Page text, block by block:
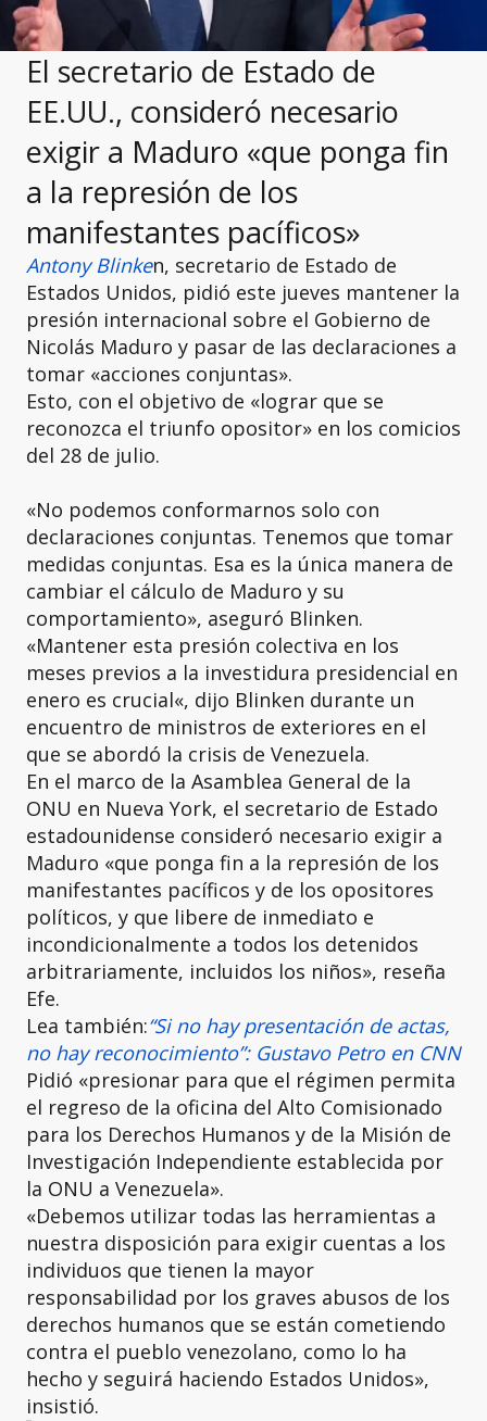
El secretario de Estado de
EE.UU., consideró necesario
exigir a Maduro «que ponga fin
a la represión de los
manifestantes pacíficos»
Antony Blinken, secretario de Estado de
Estados Unidos, pidió este jueves mantener la
presión internacional sobre el Gobierno de
Nicolás Maduro y pasar de las declaraciones a
tomar «acciones conjuntas».
Esto, con el objetivo de «lograr que se
reconozca el triunfo opositor» en los comicios
del 28 de julio.
«No podemos conformarnos solo con
declaraciones conjuntas. Tenemos que tomar
medidas conjuntas. Esa es la única manera de
cambiar el cálculo de Maduro y su
comportamiento», aseguró Blinken.
«Mantener esta presión colectiva en los
meses previos a la investidura presidencial en
enero es crucial«, dijo Blinken durante un
encuentro de ministros de exteriores en el
que se abordó la crisis de Venezuela.
En el marco de la Asamblea General de la
ONU en Nueva York, el secretario de Estado
estadounidense consideró necesario exigir a
Maduro «que ponga fin a la represión de los
manifestantes pacíficos y de los opositores
políticos, y que libere de inmediato e
incondicionalmente a todos los detenidos
arbitrariamente, incluidos los niños», reseña
Efe.
Lea también:“Si no hay presentación de actas,
no hay reconocimiento”: Gustavo Petro en CNN
Pidió «presionar para que el régimen permita
el regreso de la oficina del Alto Comisionado
para los Derechos Humanos y de la Misión de
Investigación Independiente establecida por
la ONU a Venezuela».
«Debemos utilizar todas las herramientas a
nuestra disposición para exigir cuentas a los
individuos que tienen la mayor
responsabilidad por los graves abusos de los
derechos humanos que se están cometiendo
contra el pueblo venezolano, como lo ha
hecho y seguirá haciendo Estados Unidos»,
insistió.